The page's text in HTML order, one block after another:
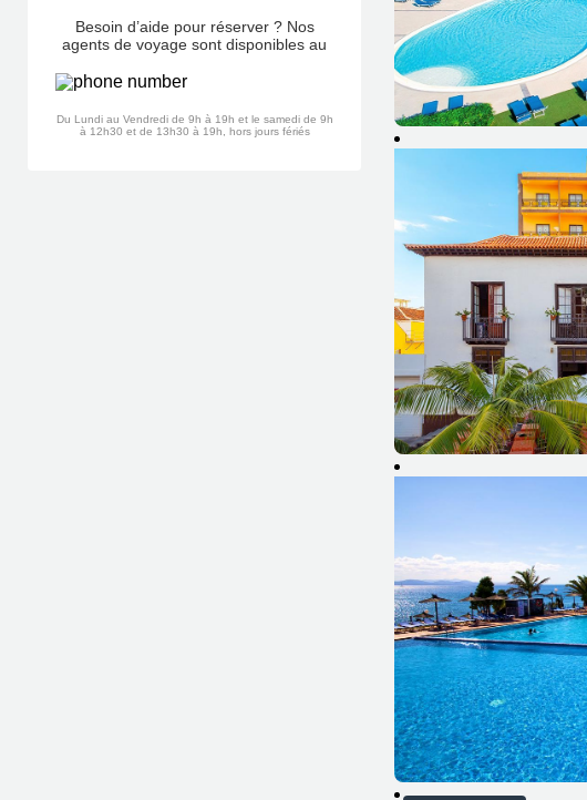
Besoin d’aide pour réserver ? Nos
agents de voyage sont disponibles au
Du Lundi au Vendredi de 9h à 19h et le samedi de 9h
à 12h30 et de 13h30 à 19h, hors jours fériés